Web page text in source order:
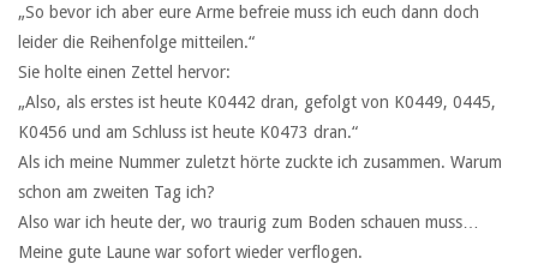
„So bevor ich aber eure Arme befreie muss ich euch dann doch
leider die Reihenfolge mitteilen.“
Sie holte einen Zettel hervor:
„Also, als erstes ist heute K0442 dran, gefolgt von K0449, 0445,
K0456 und am Schluss ist heute K0473 dran.“
Als ich meine Nummer zuletzt hörte zuckte ich zusammen. Warum
schon am zweiten Tag ich?
Also war ich heute der, wo traurig zum Boden schauen muss…
Meine gute Laune war sofort wieder verflogen.